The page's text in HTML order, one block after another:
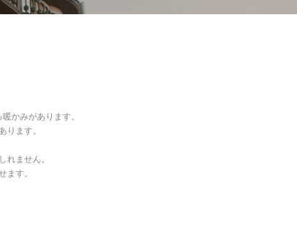
かみがあります。
ります。
れません。
ます。